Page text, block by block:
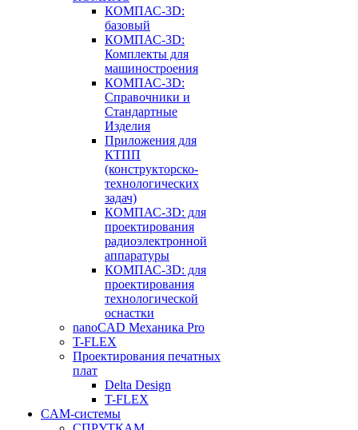
КОМПАС-3D:
базовый
КОМПАС-3D:
Комплекты для
машиностроения
КОМПАС-3D:
Справочники и
Стандартные
Изделия
Приложения для
КТПП
(конструкторско-
технологических
задач)
КОМПАС-3D: для
проектирования
радиоэлектронной
аппаратуры
КОМПАС-3D: для
проектирования
технологической
оснастки
nanoCAD Механика Pro
T-FLEX
Проектирования печатных
плат
Delta Design
T-FLEX
CAM-системы